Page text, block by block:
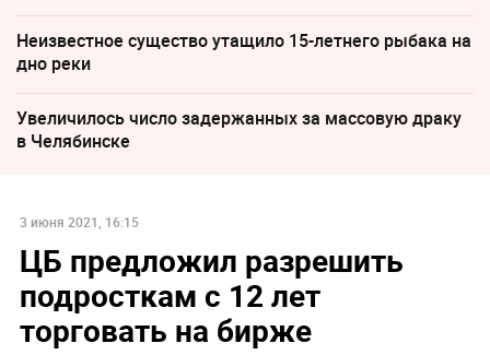
Неизвестное существо утащило 15-летнего рыбака на
дно реки
Увеличилось число задержанных за массовую драку
в Челябинске
3 июня 2021, 16:15
ЦБ предложил разрешить
подросткам с 12 лет
торговать на бирже